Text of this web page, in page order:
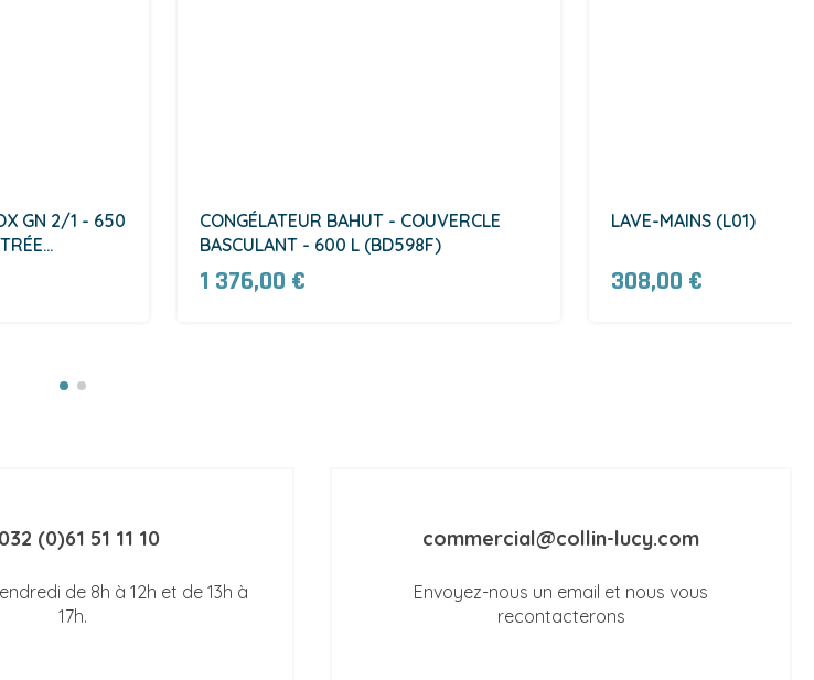
GN 2/1 - 650
CONGÉLATEUR BAHUT - COUVERCLE
BASCULANT - 600 L (BD598F)
1 376,00 €
LAVE-MAINS (L01)
308,00 €
(0)61 51 11 10
de 8h à 12h et de 13h à
17h.
commercial@collin-lucy.com
Envoyez-nous un email et nous vous
recontacterons